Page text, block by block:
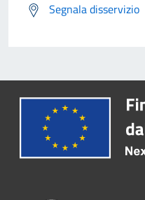
Segnala disservizio